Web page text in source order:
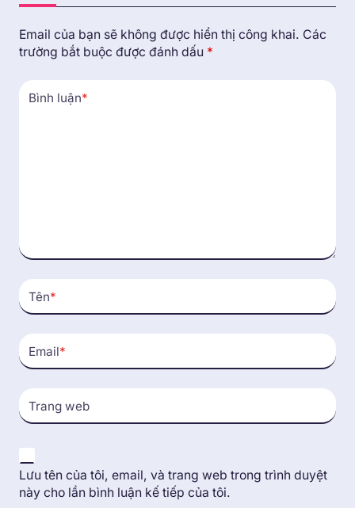
Email của bạn sẽ không được hiển thị công khai. Các
trường bắt buộc được đánh dấu *
Bình luận*
Tên*
Email*
Trang web
Lưu tên của tôi, email, và trang web trong trình duyệt
này cho lần bình luận kế tiếp của tôi.